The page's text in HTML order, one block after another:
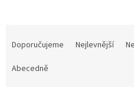
Doporučujeme Nejlevnější
Abecedně